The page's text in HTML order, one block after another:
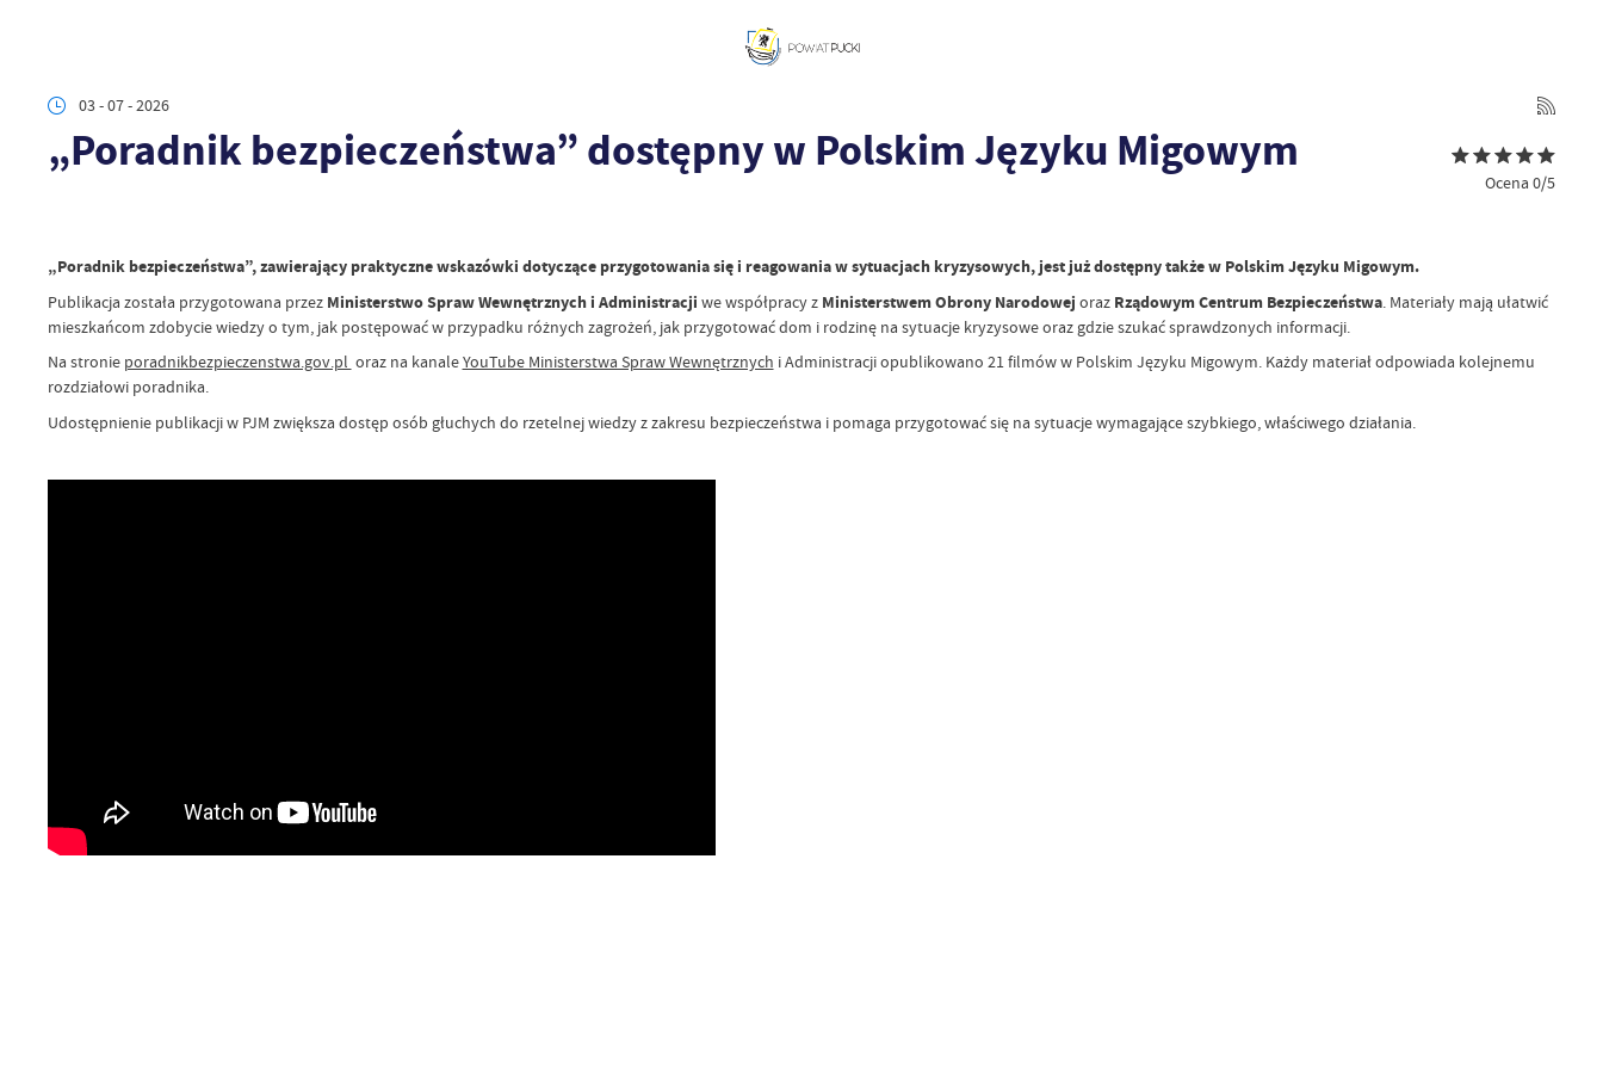
03 - 07 - 2026
„Poradnik bezpieczeństwa” dostępny w Polskim Języku Migowym
Ocena 0/5
„Poradnik bezpieczeństwa”, zawierający praktyczne wskazówki dotyczące przygotowania się i reagowania w sytuacjach kryzysowych, jest już dostępny także w Polskim Języku Migowym.
Publikacja została przygotowana przez Ministerstwo Spraw Wewnętrznych i Administracji we współpracy z Ministerstwem Obrony Narodowej oraz Rządowym Centrum Bezpieczeństwa. Materiały mają ułatwić
mieszkańcom zdobycie wiedzy o tym, jak postępować w przypadku różnych zagrożeń, jak przygotować dom i rodzinę na sytuacje kryzysowe oraz gdzie szukać sprawdzonych informacji.
Na stronie poradnikbezpieczenstwa.gov.pl oraz na kanaleYouTube Ministerstwa Spraw Wewnętrznych i Administracji opublikowano 21 filmów w Polskim Języku Migowym. Każdy materiał odpowiada kolejnemu
rozdziałowi poradnika.
Udostępnienie publikacji w PJM zwiększa dostęp osób głuchych do rzetelnej wiedzy z zakresu bezpieczeństwa i pomaga przygotować się na sytuacje wymagające szybkiego, właściwego działania.